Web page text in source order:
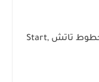
كل شيئ عن خطوط تاتش Start,